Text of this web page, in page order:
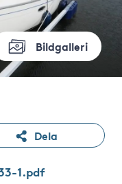
Bildgalleri
Dela
1.pdf